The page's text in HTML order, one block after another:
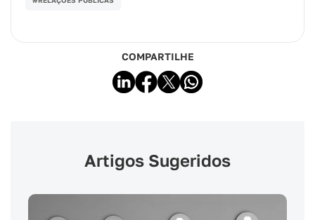
COMPARTILHE
Artigos Sugeridos